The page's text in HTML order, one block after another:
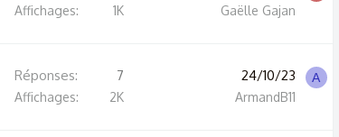
Affichages 1K Gaëlle Gajan
Réponses 7
Affichages 2K
24/10/23
ArmandB11
A